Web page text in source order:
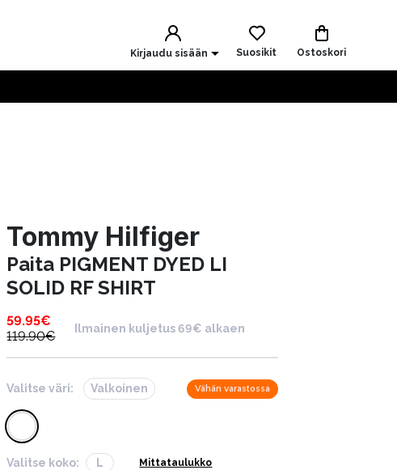
Kirjaudu sisään Suosikit Ostoskori
Tommy Hilfiger
Paita PIGMENT DYED LI
SOLID RF SHIRT
59.95€
119.90€
Ilmainen kuljetus 69€ alkaen
Valitse väri: Valkoinen Vähän varastossa
Valitse koko: L Mittataulukko